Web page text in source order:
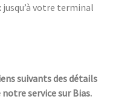
votre terminal
suivants des détails
service sur Bias.